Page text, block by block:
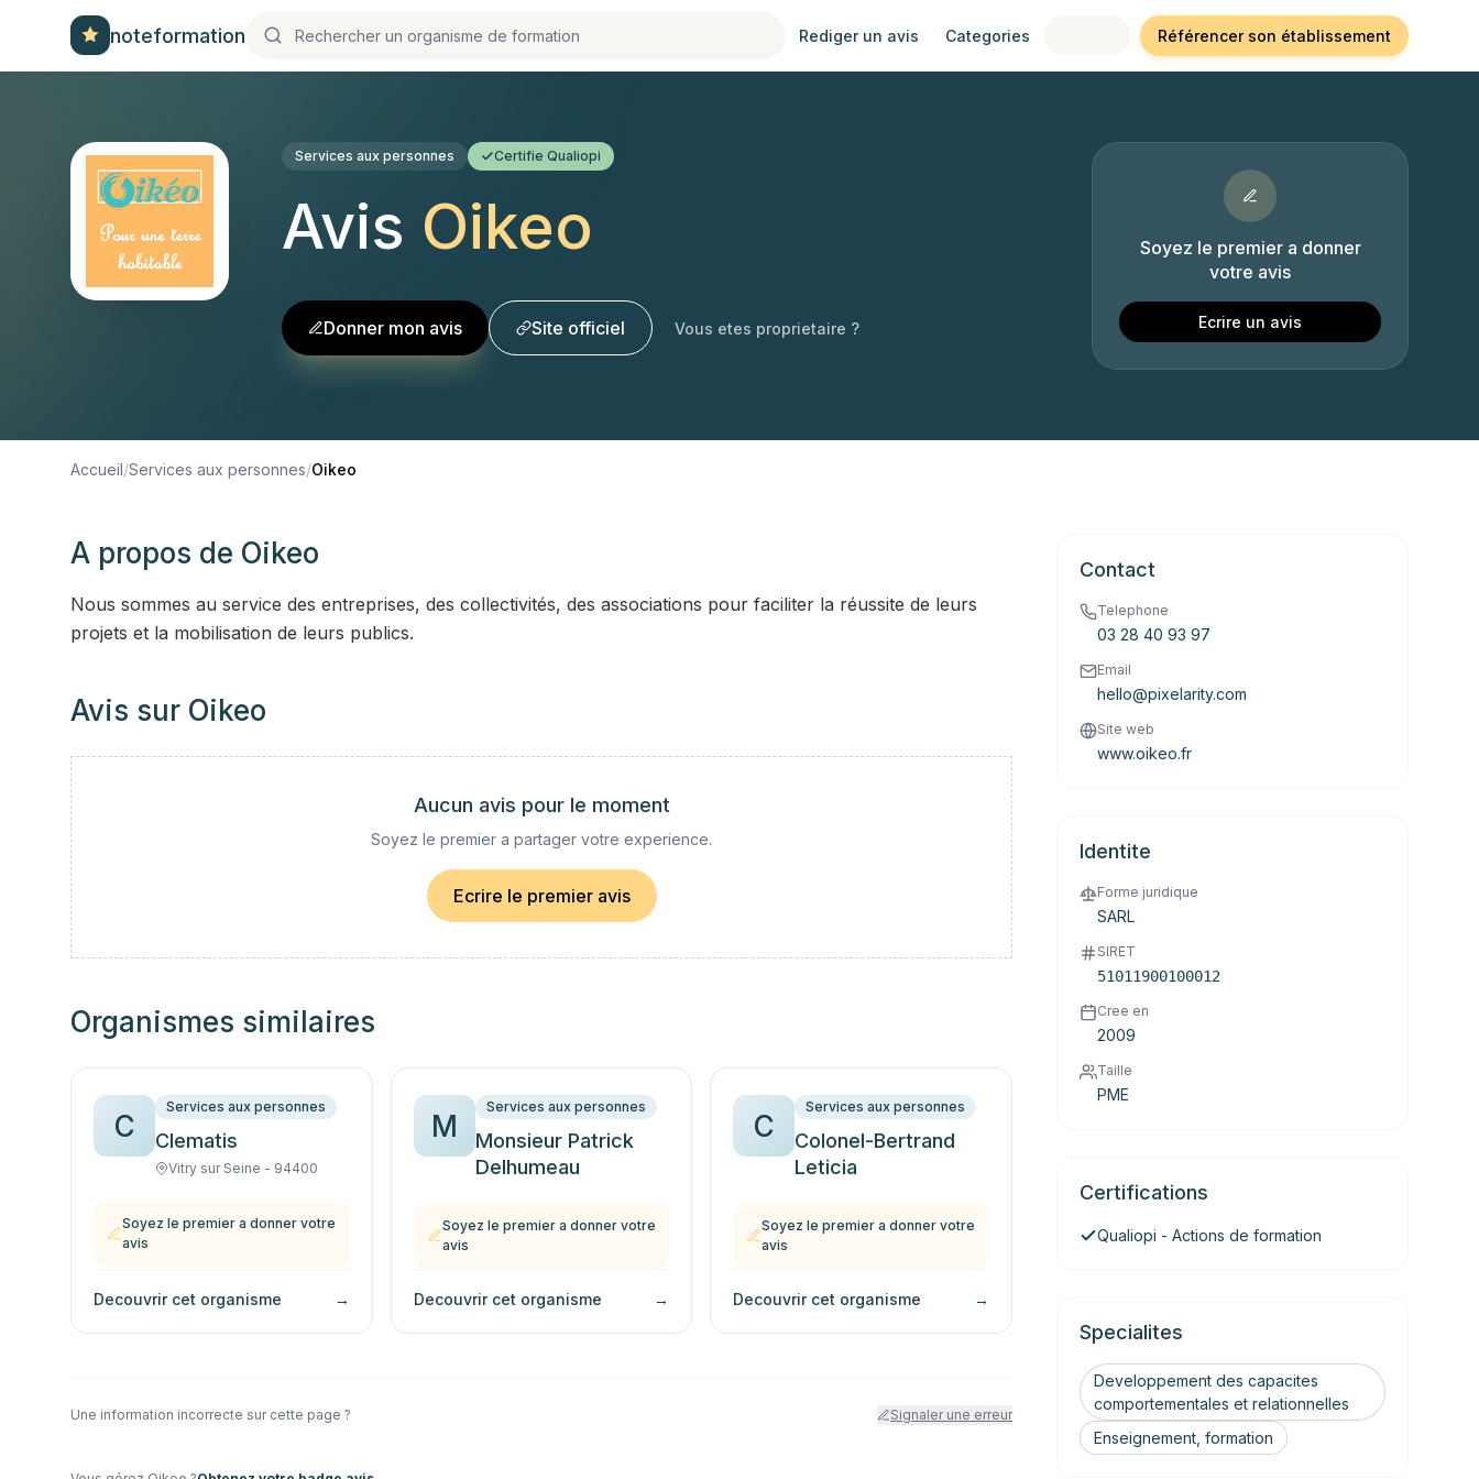
noteformation Rediger un avis Categories Référencer son établissement
Services aux personnes Certifie Qualiopi
Avis Oikeo
Donner mon avis Site officiel Vous etes proprietaire ?
Soyez le premier a donner
votre avis
Ecrire un avis
Accueil/Services aux personnes/Oikeo
A propos de Oikeo
Nous sommes au service des entreprises, des collectivités, des associations pour faciliter la réussite de leurs
projets et la mobilisation de leurs publics.
Avis sur Oikeo
Aucun avis pour le moment
Soyez le premier a partager votre experience.
Ecrire le premier avis
Organismes similaires
C
Services aux personnes
Clematis
Vitry sur Seine - 94400
Soyez le premier a donner votre
avis
Decouvrir cet organisme →
M
Services aux personnes
Monsieur Patrick
Delhumeau
Soyez le premier a donner votre
avis
Decouvrir cet organisme →
C
Services aux personnes
Colonel-Bertrand
Leticia
Soyez le premier a donner votre
avis
Decouvrir cet organisme →
Une information incorrecte sur cette page ? Signaler une erreur
Contact
Telephone
03 28 40 93 97
Email
hello@pixelarity.com
Site web
www.oikeo.fr
Identite
Forme juridique
SARL
SIRET
51011900100012
Cree en
2009
Taille
PME
Certifications
Qualiopi - Actions de formation
Specialites
Developpement des capacites
comportementales et relationnelles
Enseignement, formation